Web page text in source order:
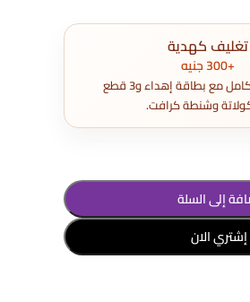
تغليف كهدية
+300 جنيه
تغليف هدايا كامل مع بطاقة إهداء و3 قطع
وشنطة كرافت.
إلى السلة
إشتري الان